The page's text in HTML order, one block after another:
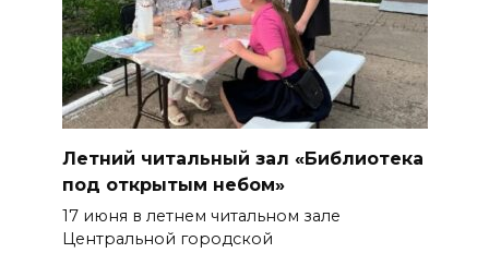
Летний читальный зал «Библиотека
под открытым небом»
17 июня в летнем читальном зале
Центральной городской